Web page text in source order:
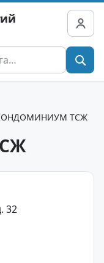
ТСЖ
32